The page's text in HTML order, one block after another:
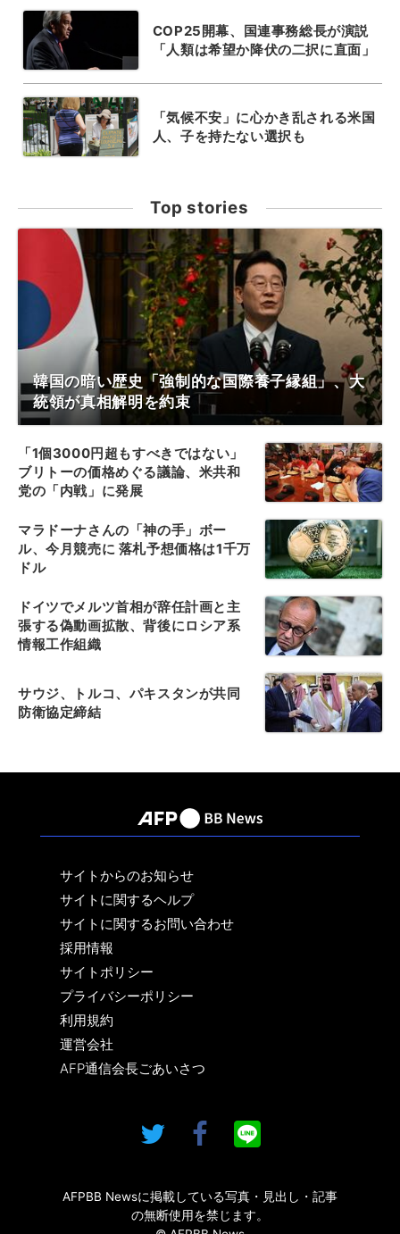
COP25開幕、国連事務総長が演説
「人類は希望か降伏の二択に直面」
「気候不安」に心かき乱される米国
人、子を持たない選択も
Top stories
韓国の暗い歴史「強制的な国際養子縁組」、大
統領が真相解明を約束
「1個3000円超もすべきではない」
ブリトーの価格めぐる議論、米共和
党の「内戦」に発展
マラドーナさんの「神の手」ボー
ル、今月競売に 落札予想価格は1千万
ドル
ドイツでメルツ首相が辞任計画と主
張する偽動画拡散、背後にロシア系
情報工作組織
サウジ、トルコ、パキスタンが共同
防衛協定締結
サイトからのお知らせ
サイトに関するヘルプ
サイトに関するお問い合わせ
採用情報
サイトポリシー
プライバシーポリシー
利用規約
運営会社
AFP通信会長ごあいさつ
AFPBB Newsに掲載している写真・見出し・記事
の無断使用を禁じます。